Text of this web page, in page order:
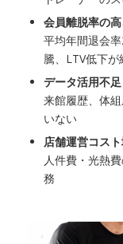
会員離脱率の高
平均年間退会
騰、LTV低下が
データ活用不足
来館履歴、体
いない
店舗運営コス
人件費・光熱
務